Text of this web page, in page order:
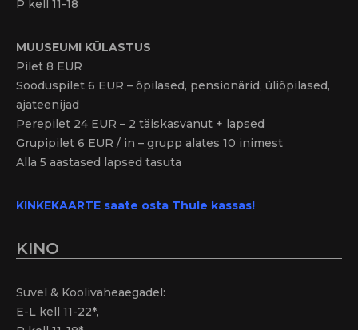
P kell 11-18
MUUSEUMI KÜLASTUS
Pilet 8 EUR
Sooduspilet 6 EUR – õpilased, pensionärid, üliõpilased,
ajateenijad
Perepilet 24 EUR – 2 täiskasvanut + lapsed
Grupipilet 6 EUR / in – grupp alates 10 inimest
Alla 5 aastased lapsed tasuta
KINKEKAARTE saate osta Thule kassas!
KINO
Suvel & Koolivaheaegadel:
E-L kell 11-22*,